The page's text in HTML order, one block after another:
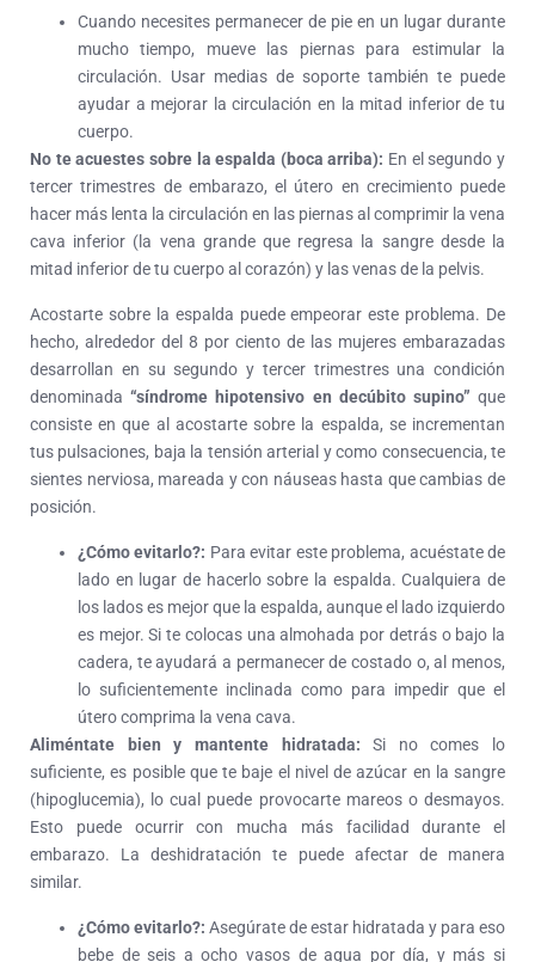
Cuando necesites permanecer de pie en un lugar durante
mucho tiempo, mueve las piernas para estimular la
circulación. Usar medias de soporte también te puede
ayudar a mejorar la circulación en la mitad inferior de tu
cuerpo.
No te acuestes sobre la espalda (boca arriba): En el segundo y
tercer trimestres de embarazo, el útero en crecimiento puede
hacer más lenta la circulación en las piernas al comprimir la vena
cava inferior (la vena grande que regresa la sangre desde la
mitad inferior de tu cuerpo al corazón) y las venas de la pelvis.
Acostarte sobre la espalda puede empeorar este problema. De
hecho, alrededor del 8 por ciento de las mujeres embarazadas
desarrollan en su segundo y tercer trimestres una condición
denominada“síndrome hipotensivo en decúbito supino” que
consiste en que al acostarte sobre la espalda, se incrementan
tus pulsaciones, baja la tensión arterial y como consecuencia, te
sientes nerviosa, mareada y con náuseas hasta que cambias de
posición.
¿Cómo evitarlo?: Para evitar este problema, acuéstate de
lado en lugar de hacerlo sobre la espalda. Cualquiera de
los lados es mejor que la espalda, aunque el lado izquierdo
es mejor. Si te colocas una almohada por detrás o bajo la
cadera, te ayudará a permanecer de costado o, al menos,
lo suficientemente inclinada como para impedir que el
útero comprima la vena cava.
Aliméntate bien y mantente hidratada:Si no comes lo
suficiente, es posible que te baje el nivel de azúcar en la sangre
(hipoglucemia), lo cual puede provocarte mareos o desmayos.
Esto puede ocurrir con mucha más facilidad durante el
embarazo. La deshidratación te puede afectar de manera
similar.
¿Cómo evitarlo?: Asegúrate de estar hidratada y para eso
bebe de seis a ocho vasos de agua por día, y más si